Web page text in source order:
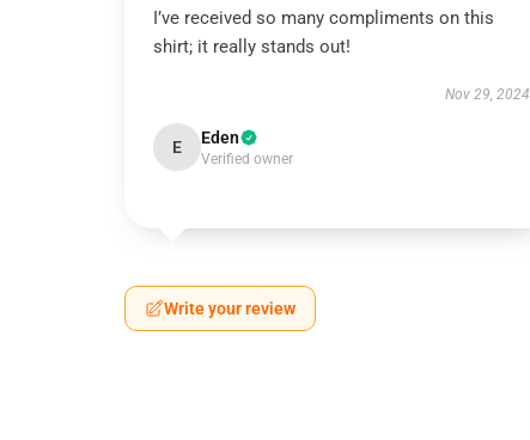
I’ve received so many compliments on this
shirt; it really stands out!
Nov 29, 2024
E Eden
Verified owner
Write your review